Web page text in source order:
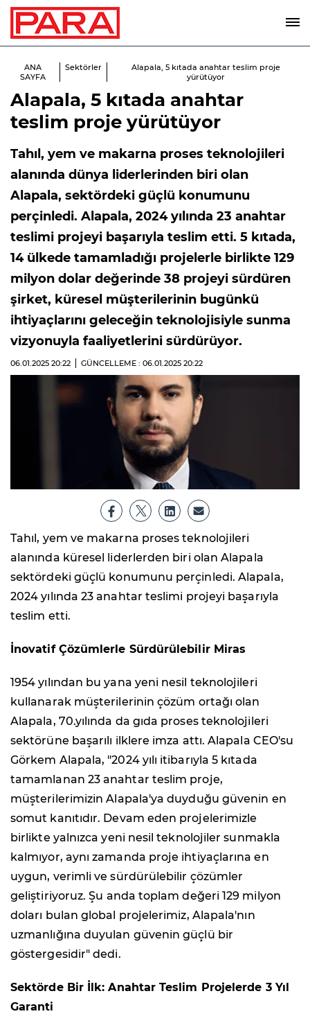
ANA
SAYFA
Sektörler
Alapala, 5 kıtada anahtar teslim proje
yürütüyor
Alapala, 5 kıtada anahtar
teslim proje yürütüyor
Tahıl, yem ve makarna proses teknolojileri
alanında dünya liderlerinden biri olan
Alapala, sektördeki güçlü konumunu
perçinledi. Alapala, 2024 yılında 23 anahtar
teslimi projeyi başarıyla teslim etti. 5 kıtada,
14 ülkede tamamladığı projelerle birlikte 129
milyon dolar değerinde 38 projeyi sürdüren
şirket, küresel müşterilerinin bugünkü
ihtiyaçlarını geleceğin teknolojisiyle sunma
vizyonuyla faaliyetlerini sürdürüyor.
06.01.2025 20:22 GÜNCELLEME : 06.01.2025 20:22
Tahıl, yem ve makarna proses teknolojileri
alanında küresel liderlerden biri olan Alapala
sektördeki güçlü konumunu perçinledi. Alapala,
2024 yılında 23 anahtar teslimi projeyi başarıyla
teslim etti.
İnovatif Çözümlerle Sürdürülebilir Miras
1954 yılından bu yana yeni nesil teknolojileri
kullanarak müşterilerinin çözüm ortağı olan
Alapala, 70.yılında da gıda proses teknolojileri
sektörüne başarılı ilklere imza attı. Alapala CEO'su
Görkem Alapala, "2024 yılı itibarıyla 5 kıtada
tamamlanan 23 anahtar teslim proje,
müşterilerimizin Alapala'ya duyduğu güvenin en
somut kanıtıdır. Devam eden projelerimizle
birlikte yalnızca yeni nesil teknolojiler sunmakla
kalmıyor, aynı zamanda proje ihtiyaçlarına en
uygun, verimli ve sürdürülebilir çözümler
geliştiriyoruz. Şu anda toplam değeri 129 milyon
doları bulan global projelerimiz, Alapala'nın
uzmanlığına duyulan güvenin güçlü bir
göstergesidir" dedi.
Sektörde Bir İlk: Anahtar Teslim Projelerde 3 Yıl
Garanti